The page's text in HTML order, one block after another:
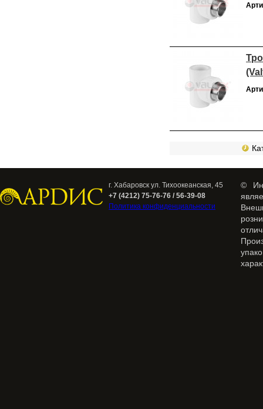
г. Хабаровск ул. Тихоокеанская, 45
+7 (4212) 75-76-76 / 56-39-08
Политика конфиденциальности
©